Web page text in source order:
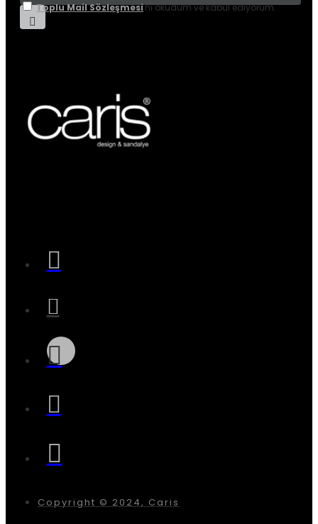
Toplu Mail Sözleşmesi'ni okudum ve kabul ediyorum.
Copyright © 2024, Caris